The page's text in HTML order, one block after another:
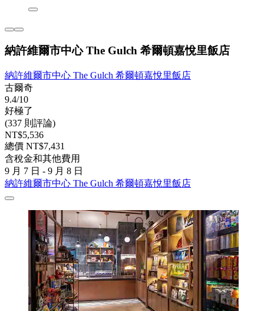
納許維爾市中心 The Gulch 希爾頓嘉悅里飯店
納許維爾市中心 The Gulch 希爾頓嘉悅里飯店
古爾奇
9.4/10
好極了
(337 則評論)
NT$5,536
總價 NT$7,431
含稅金和其他費用
9 月 7 日 - 9 月 8 日
納許維爾市中心 The Gulch 希爾頓嘉悅里飯店